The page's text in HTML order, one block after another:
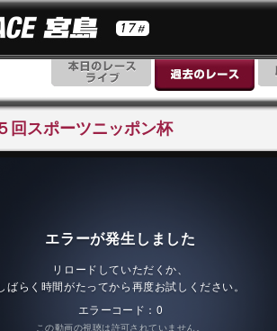
回スポーツニッポン杯